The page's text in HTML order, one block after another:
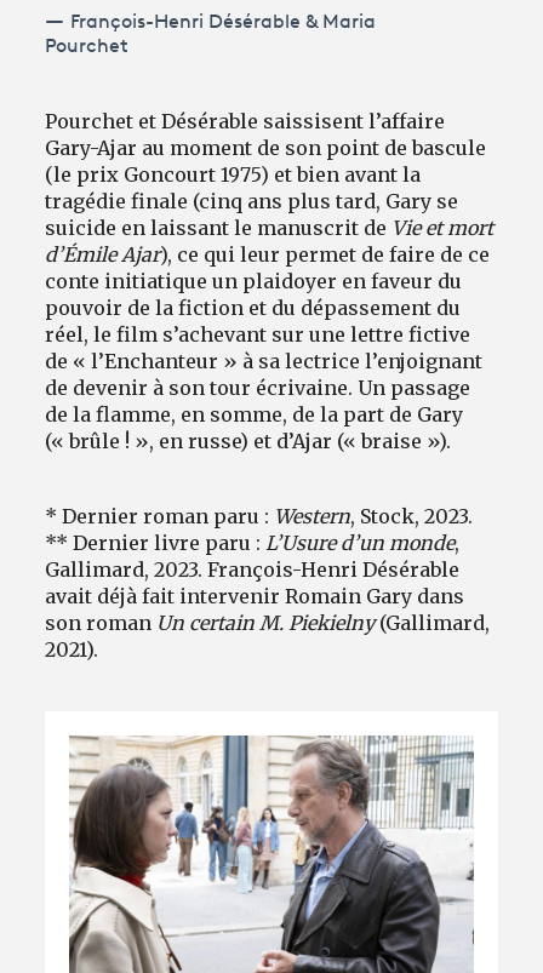
François-Henri Désérable & Maria
Pourchet
Pourchet et Désérable saissisent l’affaire
Gary-Ajar au moment de son point de bascule
(le prix Goncourt 1975) et bien avant la
tragédie finale (cinq ans plus tard, Gary se
suicide en laissant le manuscrit de Vie et mort
d’Émile Ajar), ce qui leur permet de faire de ce
conte initiatique un plaidoyer en faveur du
pouvoir de la fiction et du dépassement du
réel, le film s’achevant sur une lettre fictive
de « l’Enchanteur » à sa lectrice l’enjoignant
de devenir à son tour écrivaine. Un passage
de la flamme, en somme, de la part de Gary
(« brûle ! », en russe) et d’Ajar (« braise »).
* Dernier roman paru : Western, Stock, 2023.
** Dernier livre paru :L’Usure d’un monde,
Gallimard, 2023. François-Henri Désérable
avait déjà fait intervenir Romain Gary dans
son roman Un certain M. Piekielny(Gallimard,
2021).